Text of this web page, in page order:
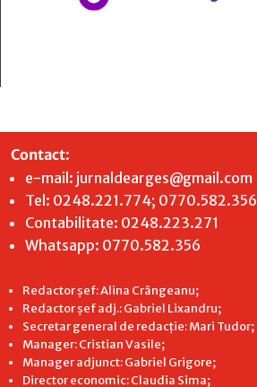
Contact:
e-mail: jurnaldearges@gmail.com
Tel: 0248.221.774; 0770.582.356
Contabilitate: 0248.223.271
Whatsapp: 0770.582.356
Redactor șef: Alina Crângeanu;
Redactor șef adj.: Gabriel Lixandru;
Secretar general de redacție: Mari Tudor;
Manager: Cristian Vasile;
Manager adjunct: Gabriel Grigore;
Director economic: Claudia Sima;